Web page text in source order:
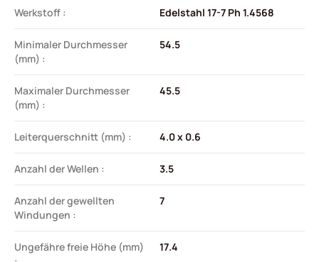
Werkstoff : Edelstahl 17-7 Ph 1.4568
Minimaler Durchmesser
(mm) :
54.5
Maximaler Durchmesser
(mm) :
45.5
Leiterquerschnitt (mm) : 4.0 x 0.6
Anzahl der Wellen : 3.5
Anzahl der gewellten
Windungen :
7
Ungefähre freie Höhe (mm)
17.4